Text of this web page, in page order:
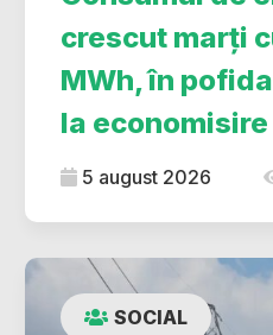
crescut marți
MWh, în
la economisire
5 august 2026
SOCIAL